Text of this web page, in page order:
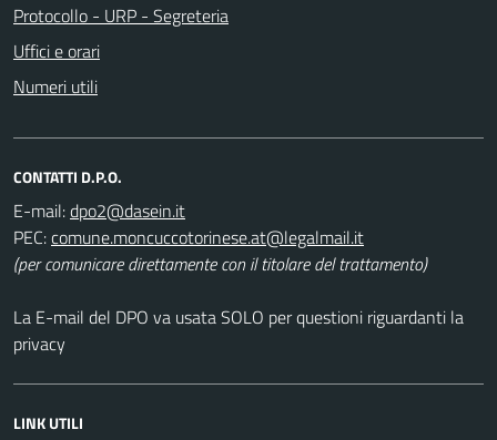
Protocollo - URP - Segreteria
Uffici e orari
Numeri utili
CONTATTI D.P.O.
E-mail:dpo2@dasein.it
PEC:comune.moncuccotorinese.at@legalmail.it
(per comunicare direttamente con il titolare del trattamento)
La E-mail del DPO va usata SOLO per questioni riguardanti la
privacy
LINK UTILI